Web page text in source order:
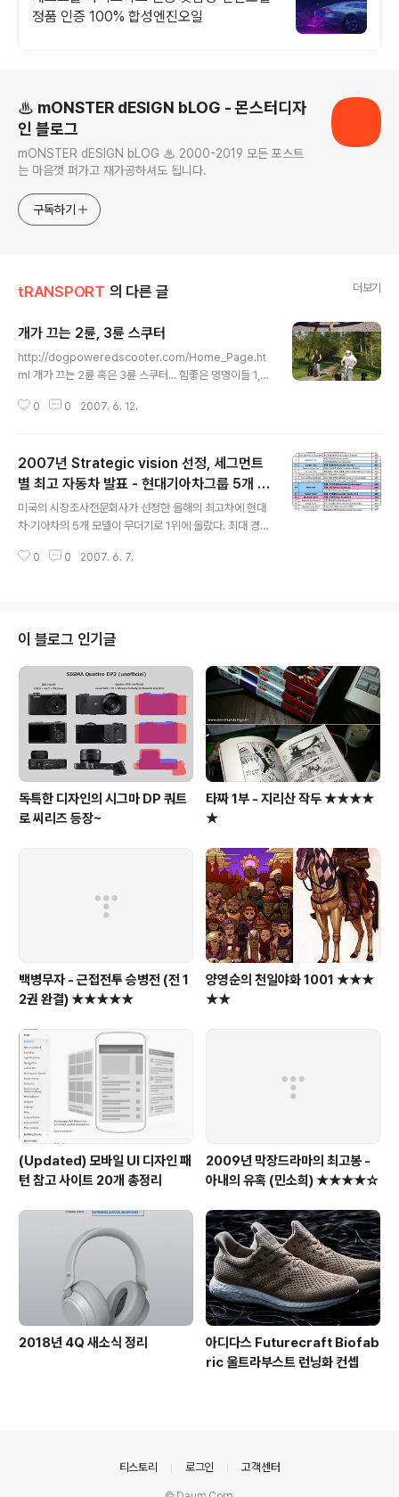
정품 인증 100% 합성엔진오일
♨ mONSTER dESIGN bLOG - 몬스터디자
인 블로그
mONSTER dESIGN bLOG ♨ 2000-2019 모든 포스트
는 마음껏 퍼가고 재가공하셔도 됩니다.
구독하기
tRANSPORT 의 다른 글 더보기
개가 끄는 2륜, 3륜 스쿠터
http://dogpoweredscooter.com/Home_Page.ht
ml 개가 끄는 2륜 혹은 3륜 스쿠터... 힘좋은 멍멍이들 1,2
힘들겠지만, 주인은 신나게 즐길(?)수 있을듯... (이 스쿠터
0불까지 다양한 종류가 준비되어 있다. 위 홈페이지에 가
보면, 사용자들이 올린 스쿠터 운행(?) 비디오도 많이 볼 수
있다... ^^; 멍멍이들이 밖으로 산책가자고 자꾸 귀찮게 보
채면, 이 스쿠터 하나만 장만하면 될듯... ㅡ,.ㅡ;;
0 0 2007. 6. 12.
2007년 Strategic vision 선정, 세그먼트
별 최고 자동차 발표 - 현대기아차그룹 5개 선
정
미국의 시장조사전문회사가 선정한 올해의 최고차에 현대
차·기아차의 5개 모델이 무더기로 1위에 올랐다. 최대 경쟁
서스에서 1개 모델만이 1위를 차지했다. 미국 자동차 전문
기아차의 세도나, 쏘렌토가 각각 동급에서 최우수 품질차
량으로 선정됐다고 밝혔다. 이번 결과는 스트래티직 비전
사가 2006년 9월부터 12월까지 신차를 구입한 미국 소비
자 중 약 2만7000명을 대상으로 한 설문조사에서 나타났
다. 평가는 품질에서부터 소비자의 인식, 브랜드 충성도와
같은..
0 0 2007. 6. 7.
이 블로그 인기글
독특한 디자인의 시그마 DP 쿼트
로 씨리즈 등장~
타짜 1부 - 지리산 작두 ★★★★
★
백병무자 - 근접전투 승병전 (전 1
2권 완결) ★★★★★
양영순의 천일야화 1001 ★★★
★★
(Updated) 모바일 UI 디자인 패
턴 참고 사이트 20개 총정리
2009년 막장드라마의 최고봉 -
아내의 유혹 (민소희) ★★★★☆
2018년 4Q 새소식 정리
아디다스 Futurecraft Biofab
ric 울트라부스트 런닝화 컨셉
티스토리 로그인 고객센터